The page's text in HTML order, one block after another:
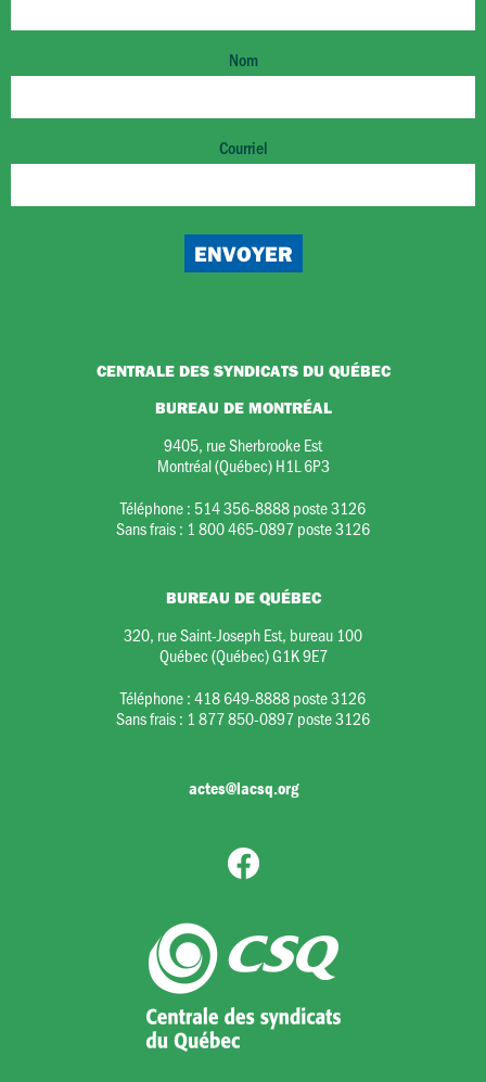
Nom
Courriel
CENTRALE DES SYNDICATS DU QUÉBEC
BUREAU DE MONTRÉAL
9405, rue Sherbrooke Est
Montréal (Québec) H1L 6P3
Téléphone : 514 356-8888 poste 3126
Sans frais : 1 800 465-0897 poste 3126
BUREAU DE QUÉBEC
320, rue Saint-Joseph Est, bureau 100
Québec (Québec) G1K 9E7
Téléphone :418 649-8888 poste 3126
Sans frais : 1 877 850-0897 poste 3126
actes@lacsq.org